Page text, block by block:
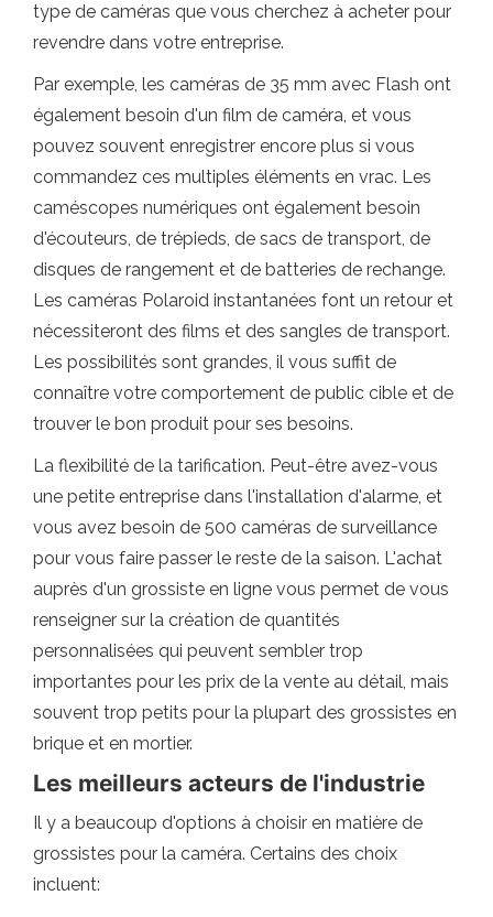
type de caméras que vous cherchez à acheter pour
revendre dans votre entreprise.
Par exemple, les caméras de 35 mm avec Flash ont
également besoin d'un film de caméra, et vous
pouvez souvent enregistrer encore plus si vous
commandez ces multiples éléments en vrac. Les
caméscopes numériques ont également besoin
d'écouteurs, de trépieds, de sacs de transport, de
disques de rangement et de batteries de rechange.
Les caméras Polaroid instantanées font un retour et
nécessiteront des films et des sangles de transport.
Les possibilités sont grandes, il vous suffit de
connaître votre comportement de public cible et de
trouver le bon produit pour ses besoins.
La flexibilité de la tarification. Peut-être avez-vous
une petite entreprise dans l'installation d'alarme, et
vous avez besoin de 500 caméras de surveillance
pour vous faire passer le reste de la saison. L'achat
auprès d'un grossiste en ligne vous permet de vous
renseigner sur la création de quantités
personnalisées qui peuvent sembler trop
importantes pour les prix de la vente au détail, mais
souvent trop petits pour la plupart des grossistes en
brique et en mortier.
Les meilleurs acteurs de l'industrie
Il y a beaucoup d'options à choisir en matière de
grossistes pour la caméra. Certains des choix
incluent: